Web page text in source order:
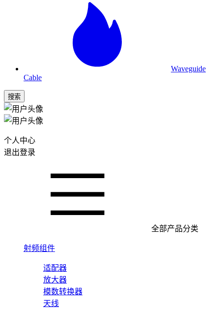
Waveguide
Cable
搜索
个人中心
退出登录
全部产品分类
射频组件
适配器
放大器
模数转换器
天线